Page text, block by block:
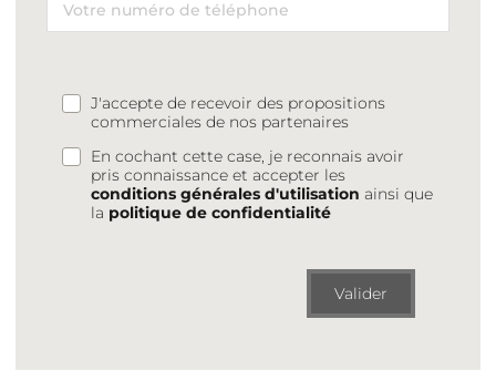
J'accepte de recevoir des propositions
commerciales de nos partenaires
En cochant cette case, je reconnais avoir
pris connaissance et accepter les
conditions générales d'utilisation ainsi que
la politique de confidentialité
Valider